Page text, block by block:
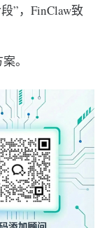
”，FinClaw致
。